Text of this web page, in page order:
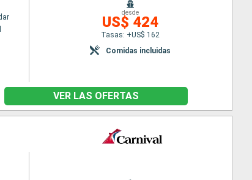
desde
US$ 424
Tasas: +US$ 162
Comidas incluidas
VER LAS OFERTAS